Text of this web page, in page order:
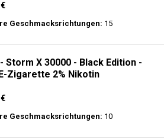
Geschmacksrichtungen: 15
Storm X 30000 - Black Edition -
Zigarette 2% Nikotin
Geschmacksrichtungen: 10